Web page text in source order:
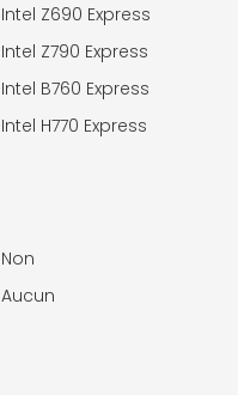
Intel Z690 Express
Intel Z790 Express
Intel B760 Express
Intel H770 Express
Non
Aucun